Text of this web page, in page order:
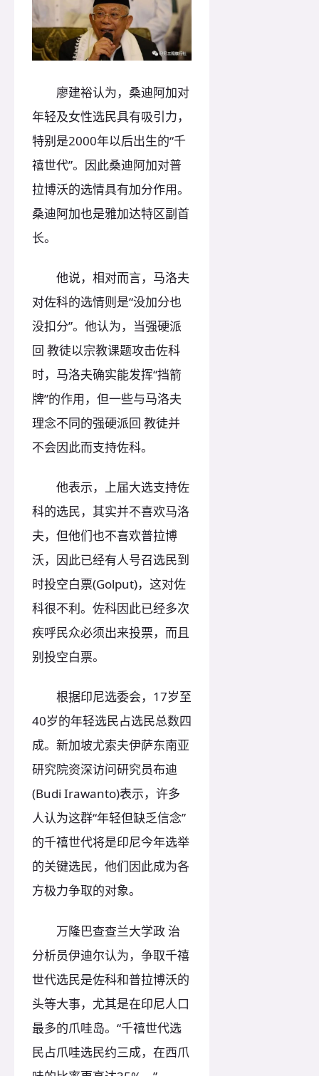
廖建裕认为，桑迪阿加对
年轻及女性选民具有吸引力，
特别是2000年以后出生的“千
禧世代”。因此桑迪阿加对普
拉博沃的选情具有加分作用。
桑迪阿加也是雅加达特区副首
长。
他说，相对而言，马洛夫
对佐科的选情则是“没加分也
没扣分”。他认为，当强硬派
回 教徒以宗教课题攻击佐科
时，马洛夫确实能发挥“挡箭
牌”的作用，但一些与马洛夫
理念不同的强硬派回 教徒并
不会因此而支持佐科。
他表示，上届大选支持佐
科的选民，其实并不喜欢马洛
夫，但他们也不喜欢普拉博
沃，因此已经有人号召选民到
时投空白票(Golput)，这对佐
科很不利。佐科因此已经多次
疾呼民众必须出来投票，而且
别投空白票。
根据印尼选委会，17岁至
40岁的年轻选民占选民总数四
成。新加坡尤索夫伊萨东南亚
研究院资深访问研究员布迪
(Budi Irawanto)表示，许多
人认为这群“年轻但缺乏信念”
的千禧世代将是印尼今年选举
的关键选民，他们因此成为各
方极力争取的对象。
万隆巴查查兰大学政 治
分析员伊迪尔认为，争取千禧
世代选民是佐科和普拉博沃的
头等大事，尤其是在印尼人口
最多的爪哇岛。“千禧世代选
民占爪哇选民约三成，在西爪